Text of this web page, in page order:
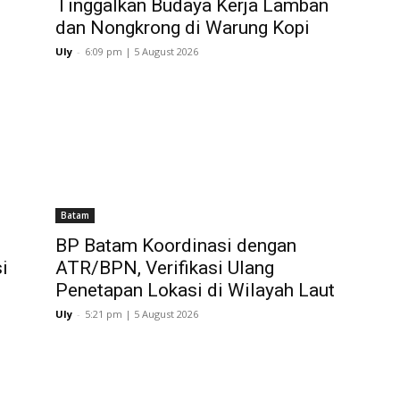
Tinggalkan Budaya Kerja Lamban
dan Nongkrong di Warung Kopi
Uly - 6:09 pm | 5 August 2026
Batam
BP Batam Koordinasi dengan
ATR/BPN, Verifikasi Ulang
Penetapan Lokasi di Wilayah Laut
Uly - 5:21 pm | 5 August 2026